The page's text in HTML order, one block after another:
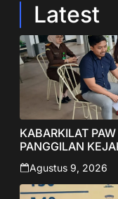
Latest
KABARKILAT
PANGGILAN
Agustus 9, 2026